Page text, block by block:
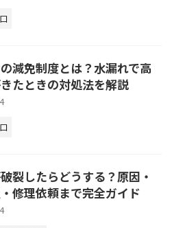
減免制度とは？水漏れで高
たときの対処法を解説
裂したらどうする？原因・
修理依頼まで完全ガイド